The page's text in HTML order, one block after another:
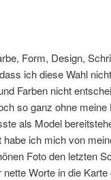
Form, Design,
ich diese Wahl
Farben nicht
so ganz ohne meine
als Model
ich mich von
Foto den letzten
Worte in die